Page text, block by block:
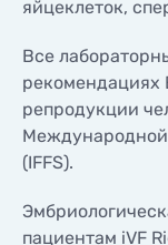
яйцеклеток,
Все
рекомендациях
репродукции
(IFFS).
пациентам iVF